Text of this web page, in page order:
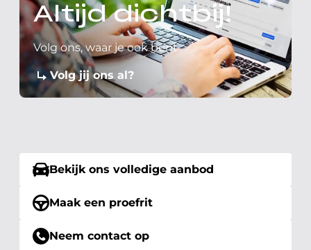
Altijd dichtbij!
Volg ons, waar je ook bent
Volg jij ons al?
Bekijk ons volledige aanbod
Maak een proefrit
Neem contact op